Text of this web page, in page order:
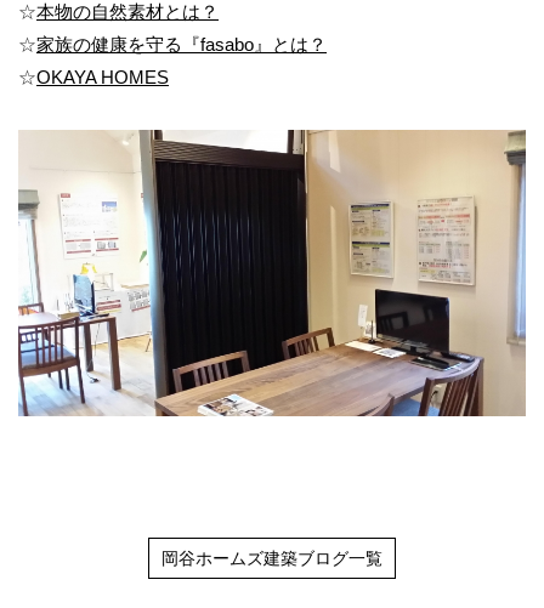
☆本物の自然素材とは？
☆家族の健康を守る『fasabo』とは？
☆OKAYA HOMES
岡谷ホームズ建築ブログ一覧